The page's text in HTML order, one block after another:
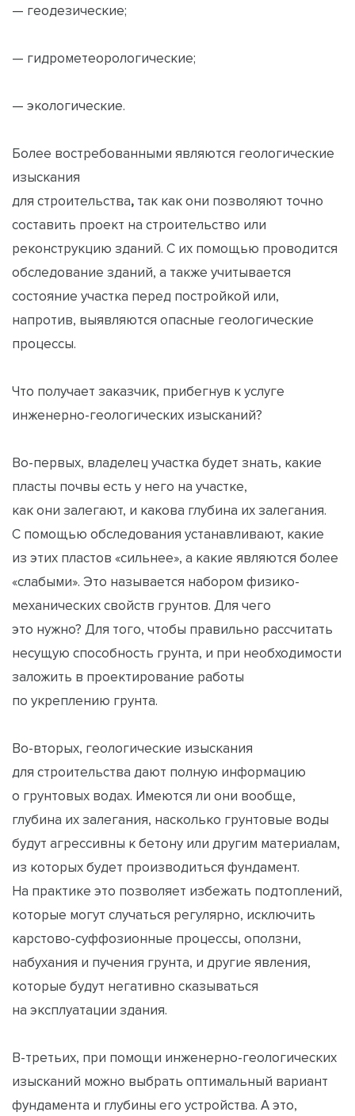
— геодезические;
— гидрометеорологические;
— экологические.
Более востребованными являются геологические
изыскания
для строительства, так как они позволяют точно
составить проект на строительство или
реконструкцию зданий. С их помощью проводится
обследование зданий, а также учитывается
состояние участка перед постройкой или,
напротив, выявляются опасные геологические
процессы.
Что получает заказчик, прибегнув к услуге
инженерно-геологических изысканий?
Во-первых, владелец участка будет знать, какие
пласты почвы есть у него на участке,
как они залегают, и какова глубина их залегания.
С помощью обследования устанавливают, какие
из этих пластов «сильнее», а какие являются более
«слабыми». Это называется набором физико-
механических свойств грунтов. Для чего
это нужно? Для того, чтобы правильно рассчитать
несущую способность грунта, и при необходимости
заложить в проектирование работы
по укреплению грунта.
Во-вторых, геологические изыскания
для строительства дают полную информацию
о грунтовых водах. Имеются ли они вообще,
глубина их залегания, насколько грунтовые воды
будут агрессивны к бетону или другим материалам,
из которых будет производиться фундамент.
На практике это позволяет избежать подтоплений,
которые могут случаться регулярно, исключить
карстово-суффозионные процессы, оползни,
набухания и пучения грунта, и другие явления,
которые будут негативно сказываться
на эксплуатации здания.
В-третьих, при помощи инженерно-геологических
изысканий можно выбрать оптимальный вариант
фундамента и глубины его устройства. А это,